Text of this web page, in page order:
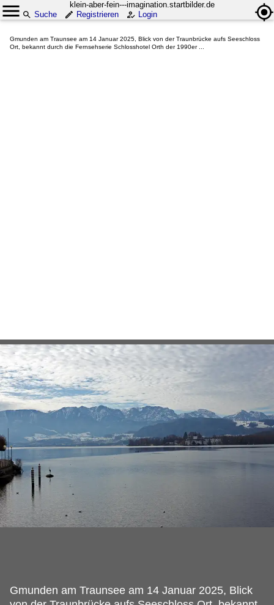
klein-aber-fein---imagination.startbilder.de
Suche
Registrieren Login
Gmunden am Traunsee am 14 Januar 2025, Blick von der Traunbrücke aufs Seeschloss
Ort, bekannt durch die Fernsehserie Schlosshotel Orth der 1990er ...
Gmunden am Traunsee am 14 Januar 2025, Blick